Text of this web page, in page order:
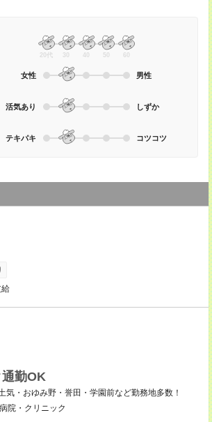
20代 30 40 50 60
女性 男性
活気あり しずか
テキパキ コツコツ
勤OK
気・おゆみ野・誉田・学園前など勤務地多数！
院・クリニック